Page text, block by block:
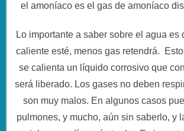
el amoníaco es el gas de amoníaco
Lo importante a saber sobre el agua es
caliente esté, menos gas retendrá.
se calienta un líquido corrosivo que
será liberado. Los gases no deben
son muy malos. En algunos casos
pulmones, y mucho, aún sin saberlo, y